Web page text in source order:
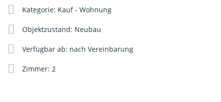
Provisionsfreier Verkauf!
Kategorie: Kauf - Wohnung
Objektzustand: Neubau
Verfügbar ab: nach Vereinbarung
Zimmer: 2